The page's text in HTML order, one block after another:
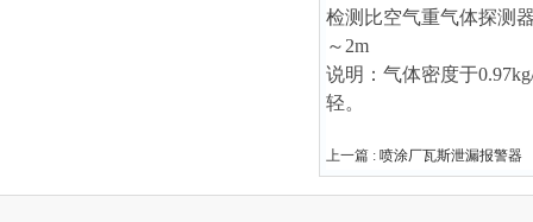
检测比空气重气体探测
～2m
说明：气体密度于
轻。
上一篇 : 喷涂厂瓦斯泄漏报警器